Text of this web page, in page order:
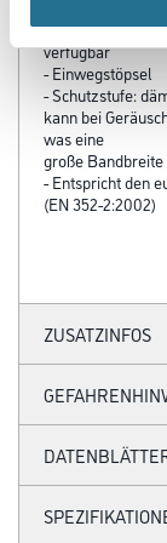
Dauerbenutzer
verfügbar
- Einwegstöpsel
- Schutzstufe:
kann bei
was eine
große
- Entspricht den
(EN 352-2:2002)
ZUSATZINFOS